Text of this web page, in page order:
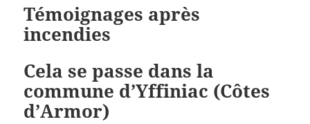
Témoignages après
incendies
Cela se passe dans la
commune d’Yffiniac (Côtes
d’Armor)